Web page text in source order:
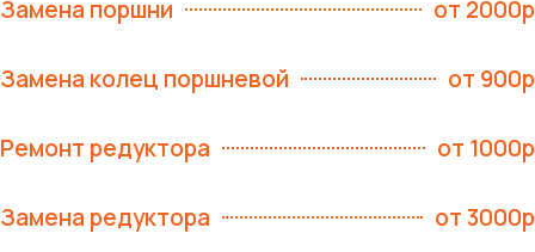
Замена поршни от 2000р
Замена колец поршневой от 900р
Ремонт редуктора от 1000р
Замена редуктора от 3000р